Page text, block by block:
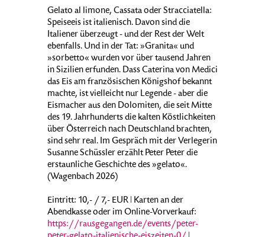
Gelato al limone, Cassata oder Stracciatella:
Speiseeis ist italienisch. Davon sind die
Italiener überzeugt - und der Rest der Welt
ebenfalls. Und in der Tat: »Granita« und
»sorbetto« wurden vor über tausend Jahren
in Sizilien erfunden. Dass Caterina von Medici
das Eis am französischen Königshof bekannt
machte, ist vielleicht nur Legende - aber die
Eismacher aus den Dolomiten, die seit Mitte
des 19. Jahrhunderts die kalten Köstlichkeiten
über Österreich nach Deutschland brachten,
sind sehr real. Im Gespräch mit der Verlegerin
Susanne Schüssler erzählt Peter Peter die
erstaunliche Geschichte des »gelato«.
(Wagenbach 2026)
Eintritt: 10,- / 7,- EUR ǀ Karten an der
Abendkasse oder im Online-Vorverkauf:
https://rausgegangen.de/events/peter-